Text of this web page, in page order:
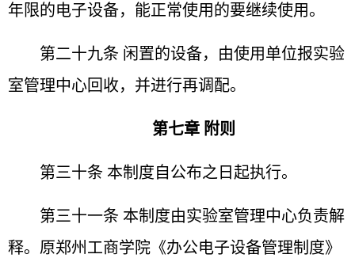
年限的电子设备，能正常使用的要继续使用。
第二十九条 闲置的设备，由使用单位报实验
室管理中心回收，并进行再调配。
第七章 附则
第三十条 本制度自公布之日起执行。
第三十一条 本制度由实验室管理中心负责解
释。原郑州工商学院《办公电子设备管理制度》